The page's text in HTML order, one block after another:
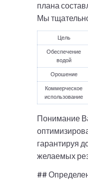
плана
Мы
Цель
Обеспечение
водой
Орошение
Коммерческое
использование
Понимание
гарантируя
желаемых
##